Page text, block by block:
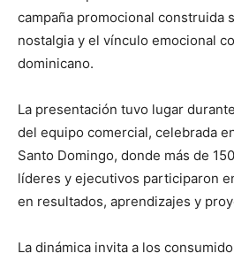
campaña promocional construida
nostalgia y el vínculo emocional
dominicano.
La presentación tuvo lugar
del equipo comercial, celebrada
Santo Domingo, donde más de
líderes y ejecutivos participaron
en resultados, aprendizajes y
La dinámica invita a los